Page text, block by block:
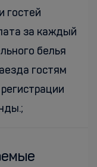
гостей
за каждый
белья
гостям